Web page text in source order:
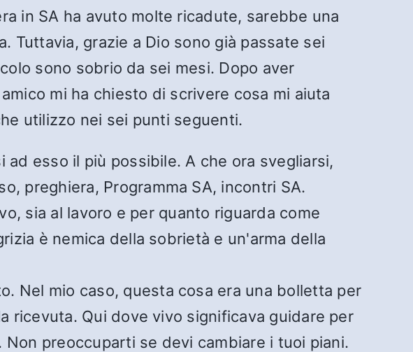
in SA ha avuto molte ricadute, sarebbe una
Tuttavia, grazie a Dio sono già passate sei
sono sobrio da sei mesi. Dopo aver
mi ha chiesto di scrivere cosa mi aiuta
utilizzo nei sei punti seguenti.
esso il più possibile. A che ora svegliarsi,
preghiera, Programma SA, incontri SA.
sia al lavoro e per quanto riguarda come
è nemica della sobrietà e un'arma della
Nel mio caso, questa cosa era una bolletta per
ricevuta. Qui dove vivo significava guidare per
preoccuparti se devi cambiare i tuoi piani.